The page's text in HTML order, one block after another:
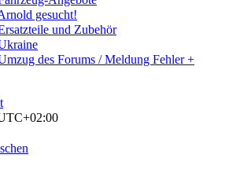
gesucht!
und Zubehör
des Forums / Meldung Fehler +